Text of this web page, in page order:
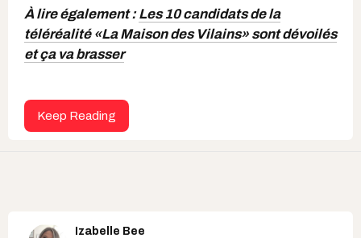
À lire également :Les 10 candidats de la
téléréalité «La Maison des Vilains» sont dévoilés
et ça va brasser
Keep Reading
Izabelle Bee